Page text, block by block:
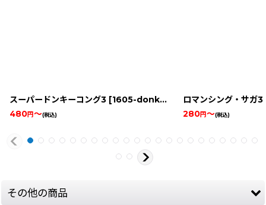
スーパードンキーコング3 [1605-donkey-kong-countr-snes ]
480円～(税込)
ロマンシング・サガ3
280円～(税込)
その他の商品